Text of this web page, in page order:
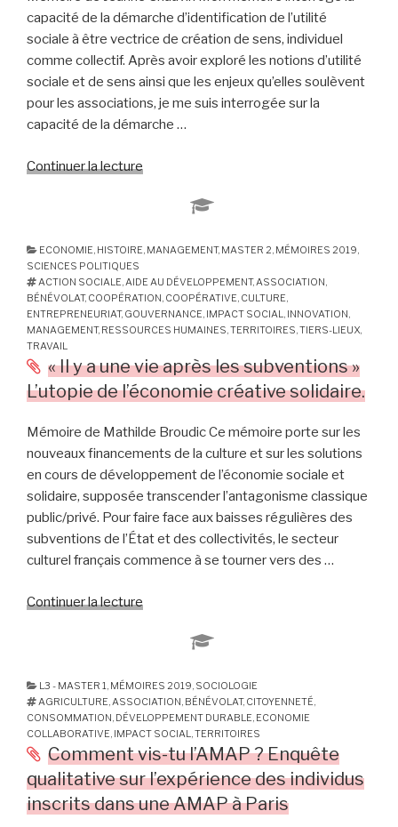
capacité de la démarche d’identification de l’utilité
sociale à être vectrice de création de sens, individuel
comme collectif. Après avoir exploré les notions d’utilité
sociale et de sens ainsi que les enjeux qu’elles soulèvent
pour les associations, je me suis interrogée sur la
capacité de la démarche …
Continuer la lecture
sociale
levier
de
construction
de
sens.
Une
chez
ECONOMIE, HISTOIRE, MANAGEMENT, MASTER 2, MÉMOIRES 2019,
SCIENCES POLITIQUES
ACTION SOCIALE,AIDE AU DÉVELOPPEMENT,ASSOCIATION,
BÉNÉVOLAT, COOPÉRATION, COOPÉRATIVE, CULTURE,
ENTREPRENEURIAT, GOUVERNANCE, IMPACT SOCIAL, INNOVATION,
MANAGEMENT, RESSOURCES HUMAINES,TERRITOIRES,TIERS-LIEUX,
TRAVAIL
« Il y a une vie après les subventions »
L’utopie de l’économie créative solidaire.
Mémoire de Mathilde Broudic Ce mémoire porte sur les
nouveaux financements de la culture et sur les solutions
en cours de développement de l’économie sociale et
solidaire, supposée transcender l’antagonisme classique
public/privé. Pour faire face aux baisses régulières des
subventions de l’État et des collectivités, le secteur
culturel français commence à se tourner vers des …
Continuer la lecture
a
une
vie
après
les
subventions
»
L3 - MASTER 1, MÉMOIRES 2019, SOCIOLOGIE
AGRICULTURE,ASSOCIATION, BÉNÉVOLAT, CITOYENNETÉ,
CONSOMMATION, DÉVELOPPEMENT DURABLE, ECONOMIE
COLLABORATIVE, IMPACT SOCIAL,TERRITOIRES
Comment vis-tu l’AMAP ? Enquête
qualitative sur l’expérience des individus
inscrits dans une AMAP à Paris